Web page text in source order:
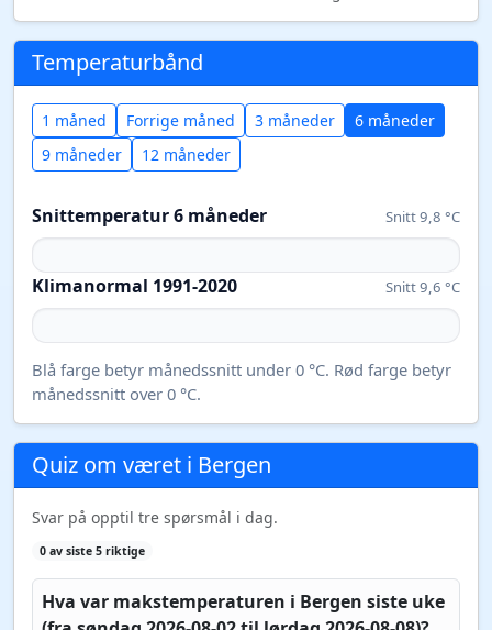
Temperaturbånd
1 måned Forrige måned 3 måneder
6 måneder
9 måneder
12 måneder
Snittemperatur 6 måneder Snitt 9,8 °C
Klimanormal 1991-2020 Snitt 9,6 °C
Blå farge betyr månedssnitt under 0 °C. Rød farge betyr
månedssnitt over 0 °C.
Quiz om været i Bergen
Svar på opptil tre spørsmål i dag.
0 av siste 5 riktige
Hva var makstemperaturen i Bergen siste uke